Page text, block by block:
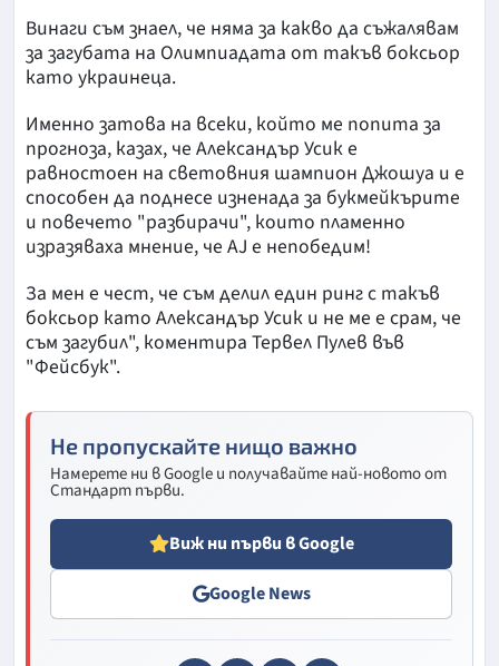
Винаги съм знаел, че няма за какво да съжалявам
за загубата на Олимпиадата от такъв боксьор
като украинеца.
Именно затова на всеки, който ме попита за
прогноза, казах, че Александър Усик е
равностоен на световния шампион Джошуа и е
способен да поднесе изненада за букмейкърите
и повечето "разбирачи", които пламенно
изразяваха мнение, че AJ е непобедим!
За мен е чест, че съм делил един ринг с такъв
боксьор като Александър Усик и не ме е срам, че
съм загубил", коментира Тервел Пулев във
"Фейсбук".
Не пропускайте нищо важно
Намерете ни в Google и получавайте най-новото от
Стандарт първи.
Виж ни първи в Google
Google News